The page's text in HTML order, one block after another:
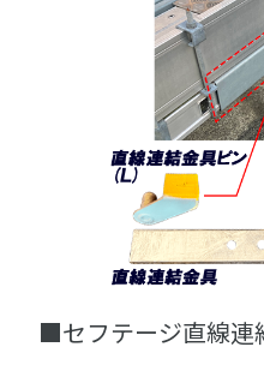
■セフテージ直線連